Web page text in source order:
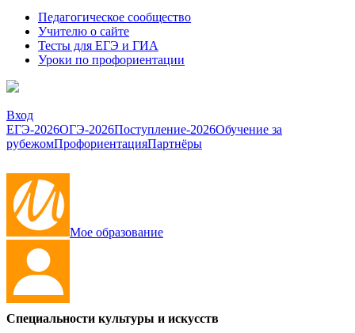
Педагогическое сообщество
Учителю о сайте
Тесты для ЕГЭ и ГИА
Уроки по профориентации
Вход
ЕГЭ-2026ОГЭ-2026Поступление-2026Обучение за
рубежомПрофориентацияПартнёры
Мое образование
Специальности культуры и искусств